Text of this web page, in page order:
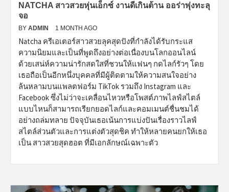
NATCHA สาวสวยหุ่นเอ็กซ์ งานดีเกินต้าน ออร่าพุ่งทะลุ
จอ
BY ADMIN 1 MONTH AGO
Natcha ครีเอเตอร์สาวสวยลุคสุดปังที่กำลังได้รับกระแส
ความนิยมและเป็นที่พูดถึงอย่างต่อเนื่องบนโลกออนไลน์
ด้วยเสน่ห์ความน่ารักสดใสที่ชวนให้แฟนๆ กดไลก์รัวๆ โดย
เธอถือเป็นอีกหนึ่งบุคคลที่มีผู้ติดตามให้ความสนใจอย่าง
ล้นหลามบนแพลตฟอร์ม TikTok รวมถึง Instagram และ
Facebook ซึ่งไม่ว่าจะเคลื่อนไหวหรือโพสต์ภาพไลฟ์สไตล์
แบบไหนก็สามารถเรียกยอดไลก์และคอมเมนต์ชื่นชมได้
อย่างถล่มทลาย ปัจจุบันเธอเน้นการแบ่งปันเรื่องราวไลฟ์
สไตล์ส่วนตัวและการแต่งตัวสุดชิค ทำให้หลายคนยกให้เธอ
เป็น สาวสวยสุดฮอต ที่มีเอกลักษณ์เฉพาะตัว